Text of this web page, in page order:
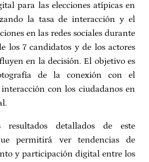
para las elecciones atípicas en
la tasa de interacción y el
en las redes sociales durante
los 7 candidatos y de los actores
en la decisión. El objetivo es
de la conexión con el
con los ciudadanos en
resultados detallados de este
permitirá ver tendencias de
y participación digital entre los